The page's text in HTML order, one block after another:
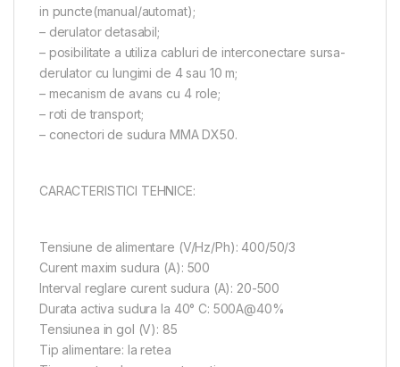
in puncte(manual/automat);
– derulator detasabil;
– posibilitate a utiliza cabluri de interconectare sursa-
derulator cu lungimi de 4 sau 10 m;
– mecanism de avans cu 4 role;
– roti de transport;
– conectori de sudura MMA DX50.
CARACTERISTICI TEHNICE:
Tensiune de alimentare (V/Hz/Ph): 400/50/3
Curent maxim sudura (A): 500
Interval reglare curent sudura (A): 20-500
Durata activa sudura la 40° C: 500A@40%
Tensiunea in gol (V): 85
Tip alimentare: la retea